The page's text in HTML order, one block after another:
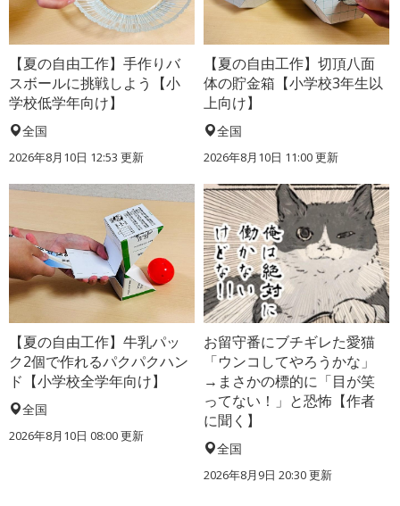
【夏の自由工作】手作りバ
スボールに挑戦しよう【小
学校低学年向け】
全国
2026年8月10日 12:53 更新
【夏の自由工作】切頂八面
体の貯金箱【小学校3年生以
上向け】
全国
2026年8月10日 11:00更新
【夏の自由工作】牛乳パッ
ク2個で作れるパクパクハン
ド【小学校全学年向け】
全国
2026年8月10日 08:00更新
お留守番にブチギレた愛猫
「ウンコしてやろうかな」
→まさかの標的に「目が笑
ってない！」と恐怖【作者
に聞く】
全国
2026年8月9日 20:30更新